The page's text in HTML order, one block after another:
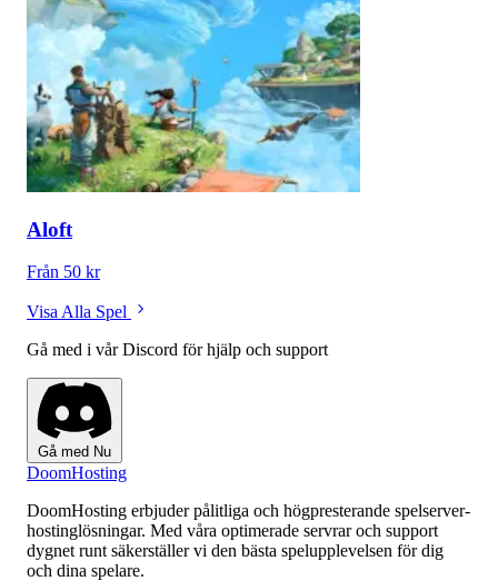
Aloft
Från 50 kr
Visa Alla Spel
Gå med i vår Discord för hjälp och support
Gå med Nu
DoomHosting
DoomHosting erbjuder pålitliga och högpresterande spelserver-
hostinglösningar. Med våra optimerade servrar och support
dygnet runt säkerställer vi den bästa spelupplevelsen för dig
och dina spelare.